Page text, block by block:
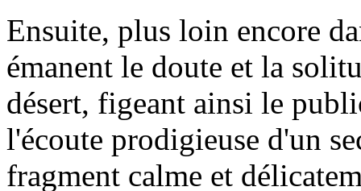
Ensuite, plus loin encore
émanent le doute et la
désert, figeant ainsi le
l'écoute prodigieuse d'un
fragment calme et